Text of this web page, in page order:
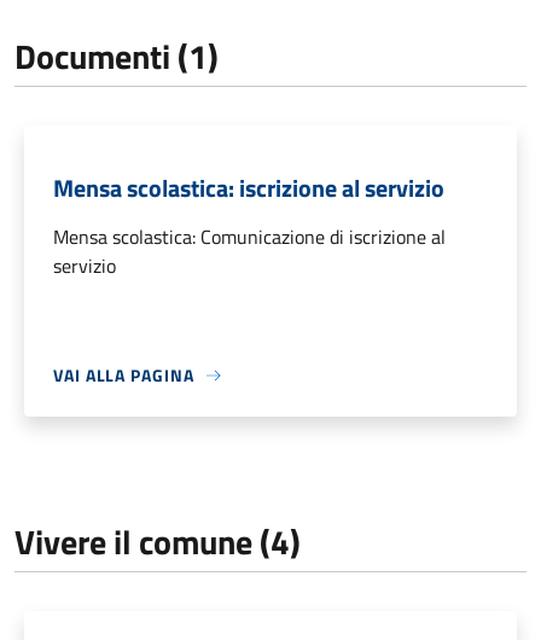
Documenti (1)
Mensa scolastica: iscrizione al servizio
Mensa scolastica: Comunicazione di iscrizione al
servizio
VAI ALLA PAGINA
Vivere il comune (4)